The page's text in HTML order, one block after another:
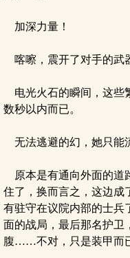
加深力量！
喀嚓，震开了对手的武
电光火石的瞬间，这些
数秒以内而已。
无法逃避的幻，她只能
原本是有通向外面的道
住了，换而言之，这边成
有驻守在议院内部的士
面的战局，最后那名护卫
腹……不对，只是装甲而